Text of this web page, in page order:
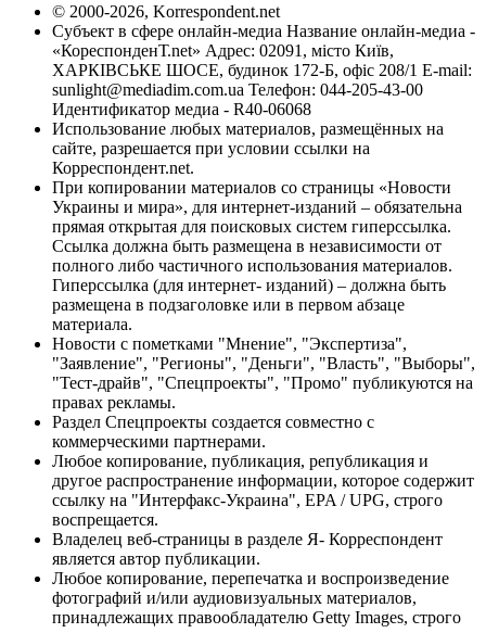
© 2000-2026, Korrespondent.net
Субъект в сфере онлайн-медиа Название онлайн-медиа -
«КореспонденТ.net» Адрес: 02091, місто Київ,
ХАРКІВСЬКЕ ШОСЕ, будинок 172-Б, офіс 208/1 E-mail:
sunlight@mediadim.com.ua Телефон: 044-205-43-00
Идентификатор медиа - R40-06068
Использование любых материалов, размещённых на
сайте, разрешается при условии ссылки на
Корреспондент.net.
При копировании материалов со страницы «Новости
Украины и мира», для интернет-изданий – обязательна
прямая открытая для поисковых систем гиперссылка.
Ссылка должна быть размещена в независимости от
полного либо частичного использования материалов.
Гиперссылка (для интернет- изданий) – должна быть
размещена в подзаголовке или в первом абзаце
материала.
Новости с пометками "Мнение", "Экспертиза",
"Заявление", "Регионы", "Деньги", "Власть", "Выборы",
"Тест-драйв", "Спецпроекты", "Промо" публикуются на
правах рекламы.
Раздел Спецпроекты создается совместно с
коммерческими партнерами.
Любое копирование, публикация, републикация и
другое распространение информации, которое содержит
ссылку на "Интерфакс-Украина", EPA / UPG, строго
воспрещается.
Владелец веб-страницы в разделе Я- Корреспондент
является автор публикации.
Любое копирование, перепечатка и воспроизведение
фотографий и/или аудиовизуальных материалов,
принадлежащих правообладателю Getty Images, строго